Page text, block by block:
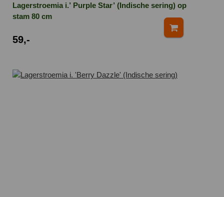
Lagerstroemia i.’ Purple Star’ (Indische sering) op
stam 80 cm
59,-